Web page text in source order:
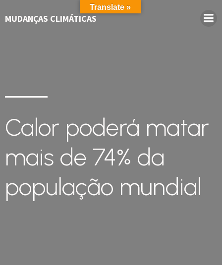
MUDANÇAS CLIMÁTICAS
Calor poderá matar
mais de 74% da
população mundial
Translate »